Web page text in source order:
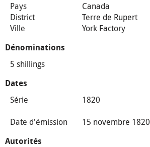
Pays
Canada
District
Terre de Rupert
Ville
York Factory
Dénominations
5 shillings
Dates
Série
1820
Date d'émission
15 novembre 1820
Autorités